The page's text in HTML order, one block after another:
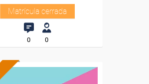
Matrícula cerrada
0 0